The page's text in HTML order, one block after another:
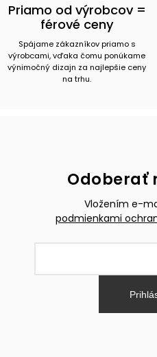
Priamo od výrobcov =
férové ceny
Spájame zákazníkov priamo s
výrobcami, vďaka čomu ponúkame
výnimočný dizajn za najlepšie ceny
na trhu.
Odoberať
Vložením e-
podmienkami